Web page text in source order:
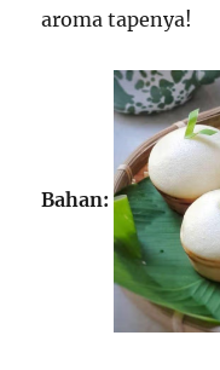
aroma tapenya!
Bahan: